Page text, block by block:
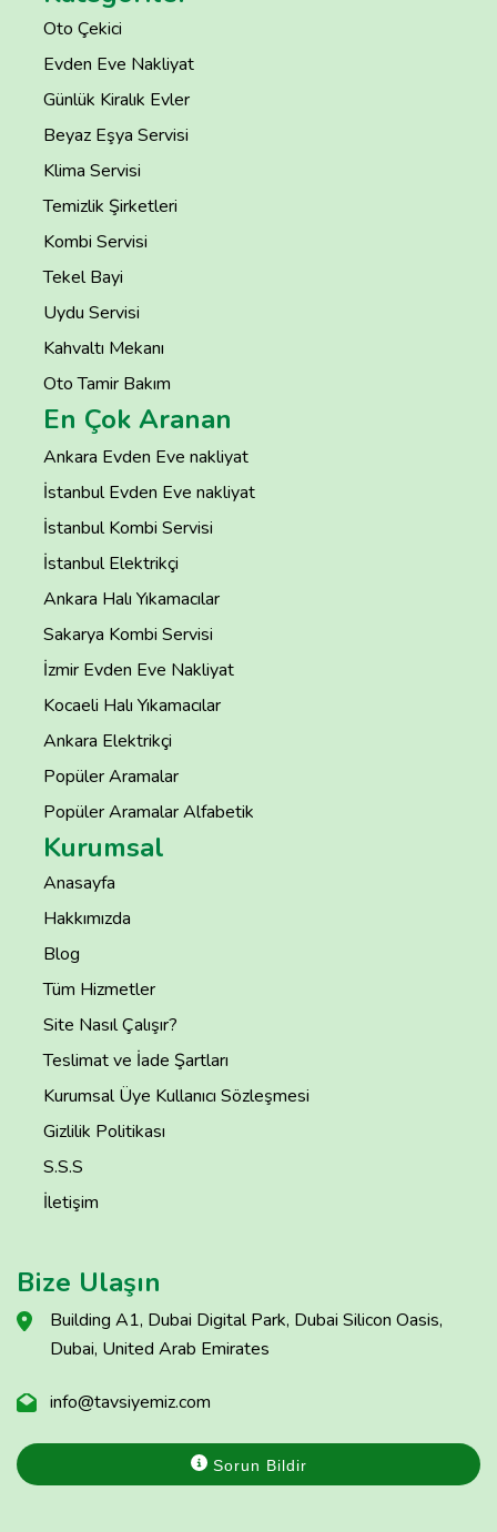
Oto Çekici
Evden Eve Nakliyat
Günlük Kiralık Evler
Beyaz Eşya Servisi
Klima Servisi
Temizlik Şirketleri
Kombi Servisi
Tekel Bayi
Uydu Servisi
Kahvaltı Mekanı
Oto Tamir Bakım
En Çok Aranan
Ankara Evden Eve nakliyat
İstanbul Evden Eve nakliyat
İstanbul Kombi Servisi
İstanbul Elektrikçi
Ankara Halı Yıkamacılar
Sakarya Kombi Servisi
İzmir Evden Eve Nakliyat
Kocaeli Halı Yıkamacılar
Ankara Elektrikçi
Popüler Aramalar
Popüler Aramalar Alfabetik
Kurumsal
Anasayfa
Hakkımızda
Blog
Tüm Hizmetler
Site Nasıl Çalışır?
Teslimat ve İade Şartları
Kurumsal Üye Kullanıcı Sözleşmesi
Gizlilik Politikası
S.S.S
İletişim
Bize Ulaşın
Building A1, Dubai Digital Park, Dubai Silicon Oasis,
Dubai, United Arab Emirates
info@tavsiyemiz.com
Sorun Bildir